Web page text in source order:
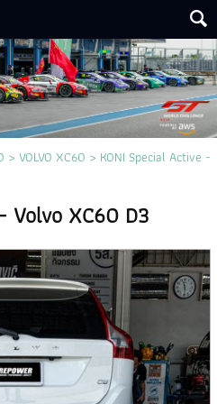
>VOLVO XC60 > KONI Special Active -
Volvo XC60 D3